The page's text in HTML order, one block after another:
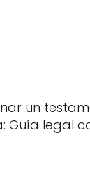
un
Guía legal